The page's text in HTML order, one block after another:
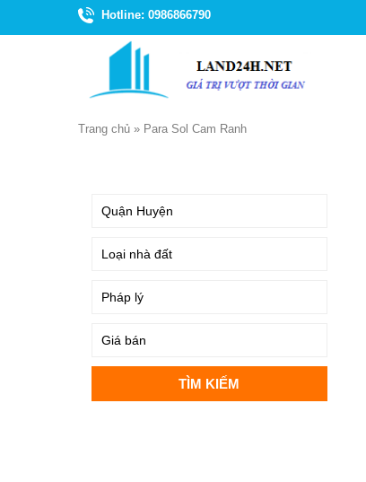
Hotline: 0986866790
Trang chủ » Para Sol Cam Ranh